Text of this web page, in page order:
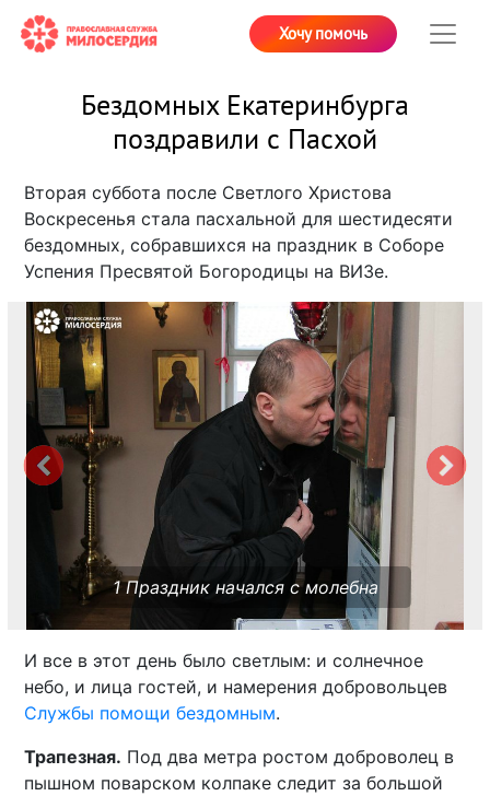
Хочу помочь
Бездомных Екатеринбурга
поздравили с Пасхой
Вторая суббота после Светлого Христова
Воскресенья стала пасхальной для шестидесяти
бездомных, собравшихся на праздник в Соборе
Успения Пресвятой Богородицы на ВИЗе.
1 Праздник начался с молебна
И все в этот день было светлым: и солнечное
небо, и лица гостей, и намерения добровольцев
Службы помощи бездомным.
Трапезная. Под два метра ростом доброволец в
пышном поварском колпаке следит за большой